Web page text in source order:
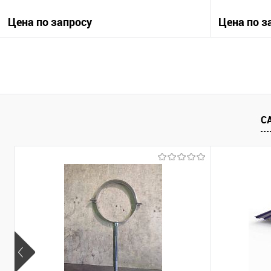
Цена по запросу Цена по
В